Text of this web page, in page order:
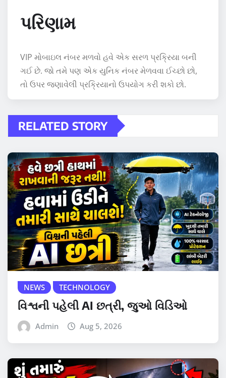
પરિણામ
VIP મોબાઇલ નંબર મળવો હવે એક સરળ પ્રક્રિયા બની
ગઈ છે. જો તમે પણ એક યુનિક નંબર મેળવવા ઈચ્છો છો,
તો ઉપર જણાવેલી પ્રક્રિયાનો ઉપયોગ કરી શકો છો.
RELATED STORY
NEWS TECHNOLOGY
વિશ્વની પહેલી AI છત્રી, જુઓ વિડિઓ
Admin Aug 5, 2026